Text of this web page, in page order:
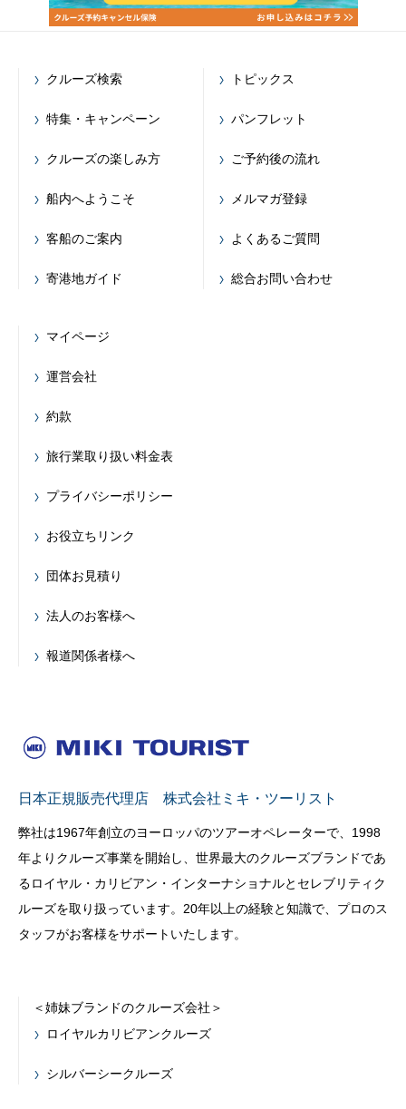
クルーズ検索
特集・キャンペーン
クルーズの楽しみ方
船内へようこそ
客船のご案内
寄港地ガイド
トピックス
パンフレット
ご予約後の流れ
メルマガ登録
よくあるご質問
総合お問い合わせ
マイページ
運営会社
約款
旅行業取り扱い料金表
プライバシーポリシー
お役立ちリンク
団体お見積り
法人のお客様へ
報道関係者様へ
日本正規販売代理店 株式会社ミキ・ツーリスト
弊社は1967年創立のヨーロッパのツアーオペレーターで、1998
年よりクルーズ事業を開始し、世界最大のクルーズブランドであ
るロイヤル・カリビアン・インターナショナルとセレブリティク
ルーズを取り扱っています。20年以上の経験と知識で、プロのス
タッフがお客様をサポートいたします。
＜姉妹ブランドのクルーズ会社＞
ロイヤルカリビアンクルーズ
シルバーシークルーズ